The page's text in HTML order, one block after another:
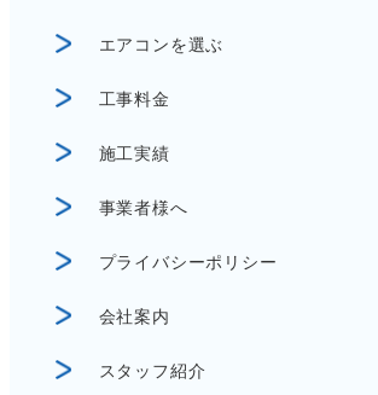
エアコンを選ぶ
工事料金
施工実績
事業者様へ
プライバシーポリシー
会社案内
スタッフ紹介